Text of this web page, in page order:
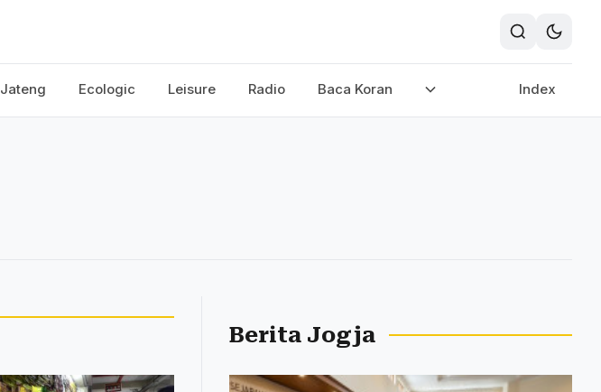
Jateng Ecologic Leisure Radio Baca Koran Index
Berita Jogja